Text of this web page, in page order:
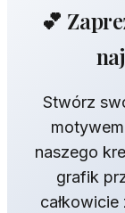
💕
Stwórz
naszego
grafik